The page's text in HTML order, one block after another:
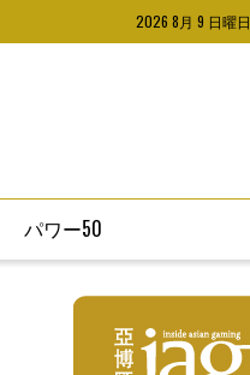
2026 8月 9 日曜日
パワー50